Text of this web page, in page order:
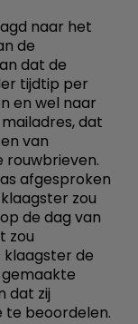
naar het
de
dat de
tijdtip per
en wel naar
dat
van
rouwbrieven.
afgesproken
zou
de dag van
zou
klaagster de
dat zij
te beoordelen.